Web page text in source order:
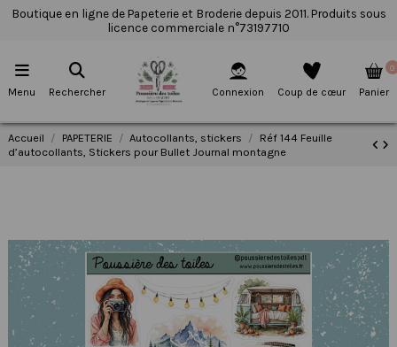
Boutique en ligne de Papeterie et Broderie depuis 2011. Produits sous
licence commerciale n°73197710
Menu Rechercher Connexion Coup de cœur
0
Panier
Accueil PAPETERIE Autocollants, stickers
Réf 144 Feuille
d’autocollants, Stickers pour Bullet Journal montagne